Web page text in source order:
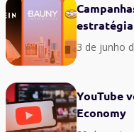
estratégia
3 de junho
YouTube
Economy